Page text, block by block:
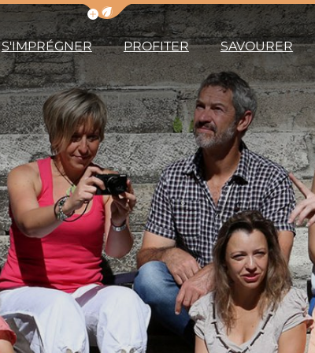
Afficher la barre de navigation du
S'IMPRÉGNER PROFITER SAVOURER